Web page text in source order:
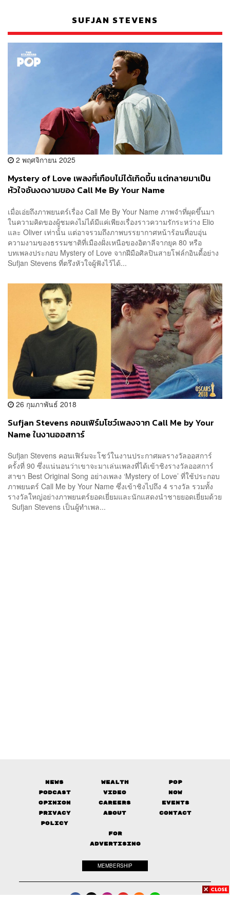
SUFJAN STEVENS
2 พฤศจิกายน 2025
Mystery of Love เพลงที่เกือบไม่ได้เกิดขึ้น แต่กลายมาเป็น
หัวใจอันงดงามของ Call Me By Your Name
เมื่อเอ่ยถึงภาพยนตร์เรื่อง Call Me By Your Name ภาพจำที่ผุดขึ้นมา
ในความคิดของผู้ชมคงไม่ได้มีแค่เพียงเรื่องราวความรักระหว่าง Elio
และ Oliver เท่านั้น แต่อาจรวมถึงภาพบรรยากาศหน้าร้อนที่อบอุ่น
ความงามของธรรมชาติที่เมืองฝั่งเหนือของอิตาลีจากยุค 80 หรือ
บทเพลงประกอบ Mystery of Love จากฝีมือศิลปินสายโฟล์กอินดี้อย่าง
Sufjan Stevens ที่ตรึงหัวใจผู้ฟังไว้ได้...
26 กุมภาพันธ์ 2018
Sufjan Stevens คอนเฟิร์มโชว์เพลงจาก Call Me by Your
Name ในงานออสการ์
Sufjan Stevens คอนเฟิร์มจะโชว์ในงานประกาศผลรางวัลออสการ์
ครั้งที่ 90 ซึ่งแน่นอนว่าเขาจะมาเล่นเพลงที่ได้เข้าชิงรางวัลออสการ์
สาขา Best Original Song อย่างเพลง ‘Mystery of Love’ ที่ใช้ประกอบ
ภาพยนตร์ Call Me by Your Name ซึ่งเข้าชิงไปถึง 4 รางวัล รวมทั้ง
รางวัลใหญ่อย่างภาพยนตร์ยอดเยี่ยมและนักแสดงนำชายยอดเยี่ยมด้วย
Sufjan Stevens เป็นผู้ทำเพล...
News Wealth
Pop
Podcast
Video
Now
Opinion
Careers
Events
Privacy
Policy
About Contact
FOR
ADVERTISING
MEMBERSHIP